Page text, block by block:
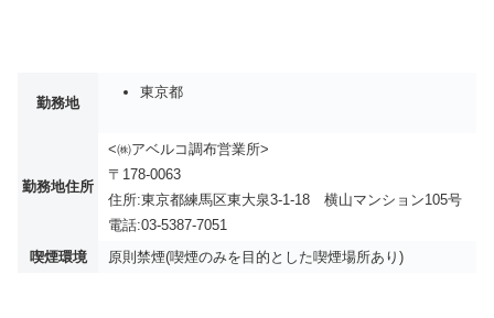
勤務地
東京都
勤務地住所
<㈱アベルコ調布営業所>
〒178-0063
住所:東京都練馬区東大泉3-1-18 横山マンション105号
電話:03-5387-7051
喫煙環境
原則禁煙(喫煙のみを目的とした喫煙場所あり)